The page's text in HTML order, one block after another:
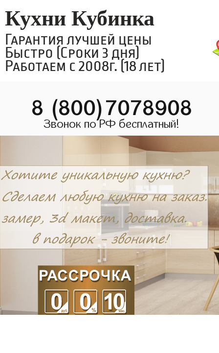
Кухни Кубинка
Гарантия лучшей цены
Быстро (Сроки 3 дня)
Работаем с 2008г. (18 лет)
8 (800)7078908
Звонок по РФ бесплатный!